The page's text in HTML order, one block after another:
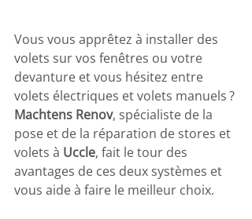
Vous vous apprêtez à installer des
volets sur vos fenêtres ou votre
devanture et vous hésitez entre
volets électriques et volets manuels ?
Machtens Renov, spécialiste de la
pose et de la réparation de stores et
volets à Uccle, fait le tour des
avantages de ces deux systèmes et
vous aide à faire le meilleur choix.